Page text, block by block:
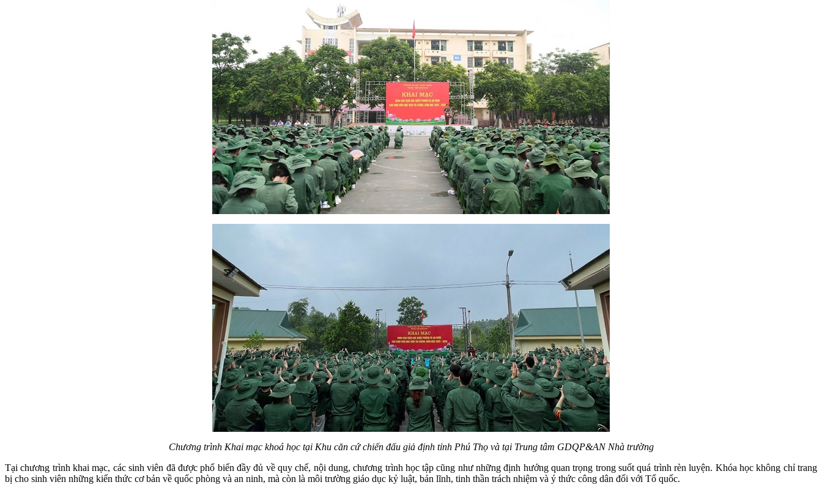
Chương trình Khai mạc khoá học tại Khu căn cứ chiến đấu giả định tỉnh Phú Thọ và tại Trung tâm GDQP&AN Nhà trường
Tại chương trình khai mạc, các sinh viên đã được phổ biến đầy đủ về quy chế, nội dung, chương trình học tập cũng như những định hướng quan trọng trong suốt quá trình rèn luyện. Khóa học không chỉ trang
bị cho sinh viên những kiến thức cơ bản về quốc phòng và an ninh, mà còn là môi trường giáo dục kỷ luật, bản lĩnh, tinh thần trách nhiệm và ý thức công dân đối với Tổ quốc.